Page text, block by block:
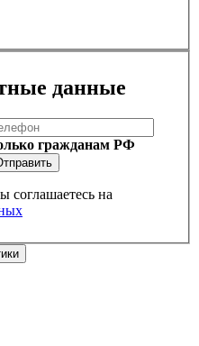
данные
гражданам РФ
соглашаетесь на